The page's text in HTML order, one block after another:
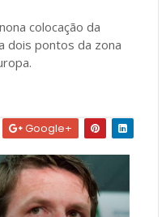
colocação da
dois pontos da zona
Google+